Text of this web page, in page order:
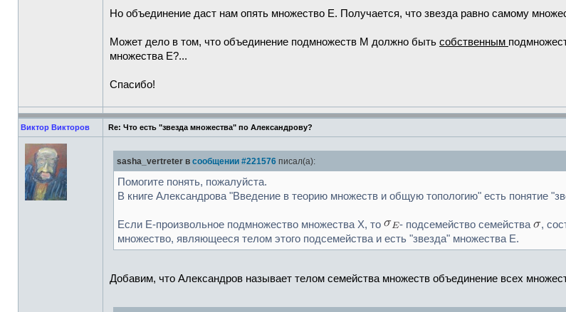
Но объединение даст нам опять множество E. Получается, что звезда равно самому
Может дело в том, что объединение подмножеств М должно быть собственным
множества E?...
Спасибо!
Виктор Викторов Re: Что есть "звезда множества" по Александрову?
sasha_vertreter в сообщении #221576 писал(а):
Помогите понять, пожалуйста.
В книге Александрова "Введение в теорию множеств и общую топологию" есть понятие
Если E-произвольное подмножество множества X, то - подсемейство семейства
,
множество, являющееся телом этого подсемейства и есть "звезда" множества Е.
Добавим, что Александров называет телом семейства множеств объединение всех